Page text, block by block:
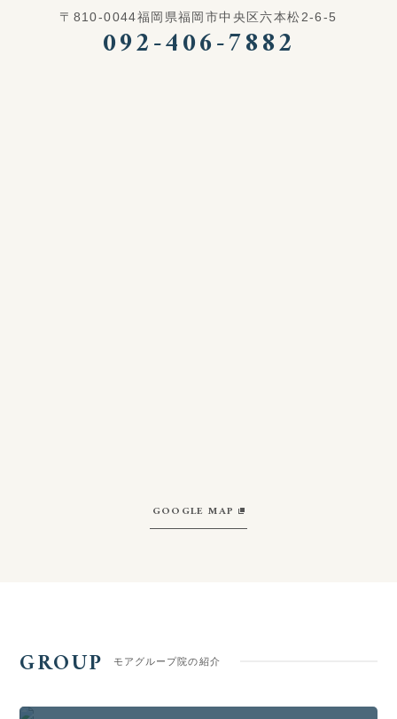
〒810-0044福岡県福岡市中央区六本松2-6-5
092-406-7882
GOOGLE MAP
GROUP モアグループ院の紹介